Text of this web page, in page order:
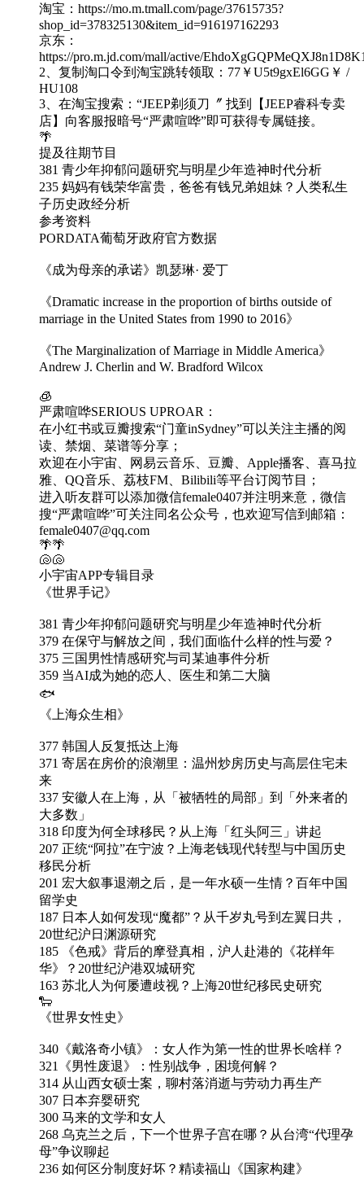
淘宝：https://mo.m.tmall.com/page/37615735?
shop_id=378325130&item_id=916197162293
京东：
https://pro.m.jd.com/mall/active/
2、复制淘口令到淘宝跳转领取：77￥U5t9gxEl6GG￥ /
HU108
3、在淘宝搜索：“JEEP剃须刀〞 找到【JEEP睿科专卖
店】向客服报暗号“严肃喧哗”即可获得专属链接。
🌴
提及往期节目
381 青少年抑郁问题研究与明星少年造神时代分析
235 妈妈有钱荣华富贵，爸爸有钱兄弟姐妹？人类私生
子历史政经分析
参考资料
PORDATA葡萄牙政府官方数据
《成为母亲的承诺》凯瑟琳· 爱丁
《Dramatic increase in the proportion of births outside of
marriage in the United States from 1990 to 2016》
《The Marginalization of Marriage in Middle America》
Andrew J. Cherlin and W. Bradford Wilcox
🧊
严肃喧哗SERIOUS UPROAR：
在小红书或豆瓣搜索“门童inSydney”可以关注主播的阅
读、禁烟、菜谱等分享；
欢迎在小宇宙、网易云音乐、豆瓣、Apple播客、喜马拉
雅、QQ音乐、荔枝FM、Bilibili等平台订阅节目；
进入听友群可以添加微信female0407并注明来意，微信
搜“严肃喧哗”可关注同名公众号，也欢迎写信到邮箱：
female0407@qq.com
🌴🌴
🐚🐚
小宇宙APP专辑目录
《世界手记》
381 青少年抑郁问题研究与明星少年造神时代分析
379 在保守与解放之间，我们面临什么样的性与爱？
375 三国男性情感研究与司某迪事件分析
359 当AI成为她的恋人、医生和第二大脑
🐟
《上海众生相》
377 韩国人反复抵达上海
371 寄居在房价的浪潮里：温州炒房历史与高层住宅未
来
337 安徽人在上海，从「被牺牲的局部」到「外来者的
大多数」
318 印度为何全球移民？从上海「红头阿三」讲起
207 正统“阿拉”在宁波？上海老钱现代转型与中国历史
移民分析
201 宏大叙事退潮之后，是一年水硕一生情？百年中国
留学史
187 日本人如何发现“魔都”？从千岁丸号到左翼日共，
20世纪沪日渊源研究
185 《色戒》背后的摩登真相，沪人赴港的《花样年
华》？20世纪沪港双城研究
163 苏北人为何屡遭歧视？上海20世纪移民史研究
🐑
《世界女性史》
340《戴洛奇小镇》：女人作为第一性的世界长啥样？
321《男性废退》：性别战争，困境何解？
314 从山西女硕士案，聊村落消逝与劳动力再生产
307 日本弃婴研究
300 马来的文学和女人
268 乌克兰之后，下一个世界子宫在哪？从台湾“代理孕
母”争议聊起
236 如何区分制度好坏？精读福山《国家构建》